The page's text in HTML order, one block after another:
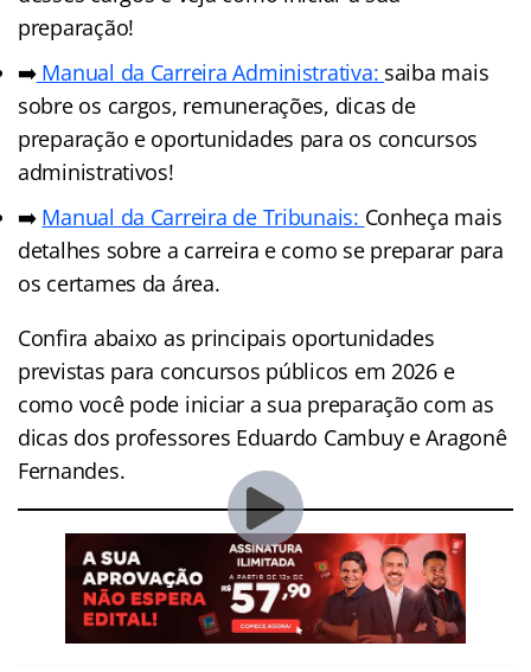
preparação!
➡️Manual da Carreira Administrativa: saiba mais
sobre os cargos, remunerações, dicas de
preparação e oportunidades para os concursos
administrativos!
➡️ Manual da Carreira de Tribunais: Conheça mais
detalhes sobre a carreira e como se preparar para
os certames da área.
Confira abaixo as principais oportunidades
previstas para concursos públicos em 2026 e
como você pode iniciar a sua preparação com as
dicas dos professores Eduardo Cambuy e Aragonê
Fernandes.